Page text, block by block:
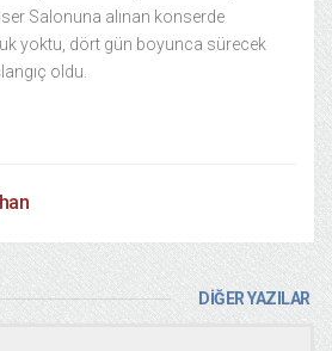
Salonuna alınan konserde
yoktu, dört gün boyunca sürecek
oldu.
DİĞER YAZILAR